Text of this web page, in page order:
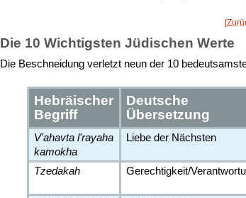
Die 10 Wichtigsten Jüdischen Werte
Die Beschneidung verletzt neun der 10
Hebräischer
Begriff
Deutsche
Übersetzung
V'ahavta l'rayaha
kamokha
Liebe der Nächsten
Tzedakah
Gerechtigkeit/